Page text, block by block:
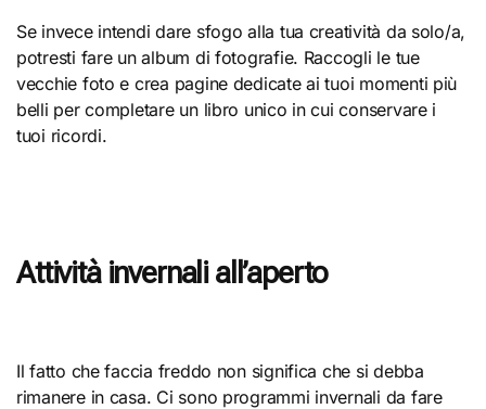
Se invece intendi dare sfogo alla tua creatività da solo/a,
potresti fare un album di fotografie. Raccogli le tue
vecchie foto e crea pagine dedicate ai tuoi momenti più
belli per completare un libro unico in cui conservare i
tuoi ricordi.
Attività invernali all’aperto
Il fatto che faccia freddo non significa che si debba
rimanere in casa. Ci sono programmi invernali da fare